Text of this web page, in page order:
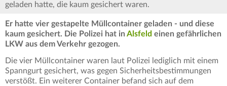
geladen hatte, die kaum gesichert waren.
Er hatte vier gestapelte Müllcontainer geladen - und diese
kaum gesichert. Die Polizei hat in Alsfeld einen gefährlichen
LKW aus dem Verkehr gezogen.
Die vier Müllcontainer waren laut Polizei lediglich mit einem
Spanngurt gesichert, was gegen Sicherheitsbestimmungen
verstößt. Ein weiterer Container befand sich auf dem